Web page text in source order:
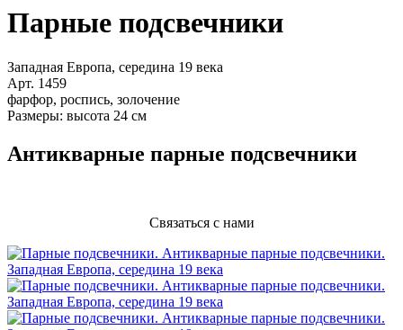
Парные подсвечники
Западная Европа, середина 19 века
Арт. 1459
фарфор, роспись, золочение
Размеры: высота 24 см
Антикварные парные подсвечники
Связаться с нами